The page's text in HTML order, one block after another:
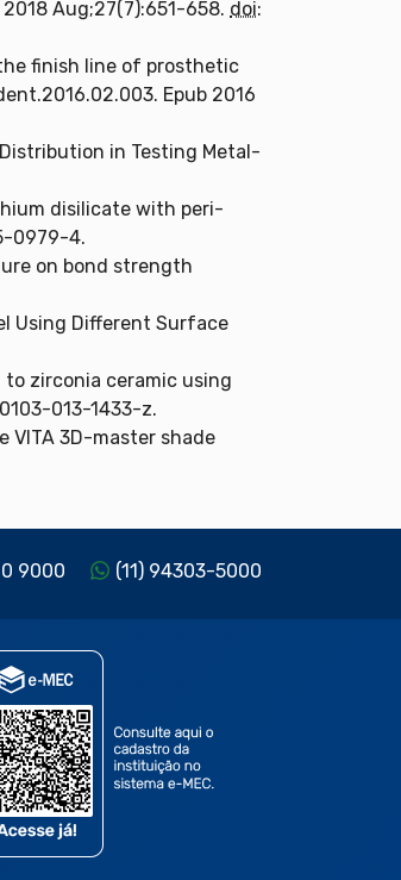
Aug;27(7):651-658. doi:
the finish line of prosthetic
Epub 2016
in Testing Metal-
disilicate with peri-
0979-4.
on bond strength
Using Different Surface
to zirconia ceramic using
013-1433-z.
VITA 3D-master shade
9000 (11) 94303-5000